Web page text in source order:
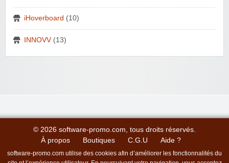
iHoverboard (10)
INNOVV(13)
© 2026 software-promo.com, tous droits réservés.
À propos
Boutiques C.G.U Aide ?
software-promo.com utilise des cookies afin d’améliorer les fonctionnalités du